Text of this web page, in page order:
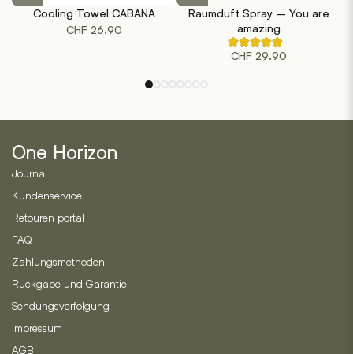
weist
mehrere
können
der
Produktseite
gewählt
Cooling Towel CABANA
CHF 26.90
Raumduft Spray – You are
amazing
Rated
4.50
2
CHF 29.90
One Horizon
Journal
Kundenservice
Retouren portal
FAQ
Zahlungsmethoden
Rückgabe und Garantie
Sendungsverfolgung
Impressum
AGB